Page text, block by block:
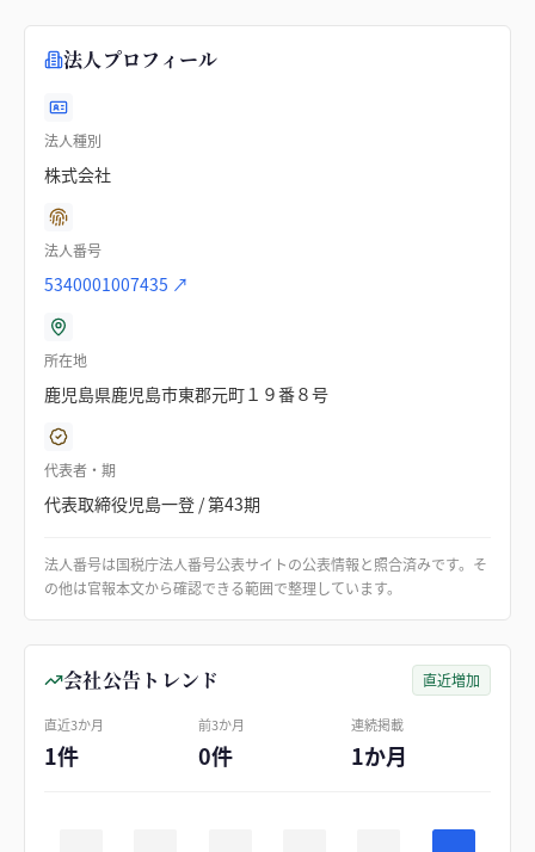
法人プロフィール
法人種別
株式会社
法人番号
5340001007435 ↗
所在地
鹿児島県鹿児島市東郡元町１９番８号
代表者・期
代表取締役児島一登 / 第43期
法人番号は国税庁法人番号公表サイトの公表情報と照合済みです。そ
の他は官報本文から確認できる範囲で整理しています。
会社公告トレンド 直近増加
直近3か月
1件
前3か月
0件
連続掲載
1か月